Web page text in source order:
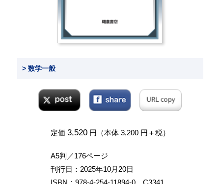
> 数学一般
定価 3,520円（本体 3,200 円＋税）
A5判／176ページ
刊行日：2025年10月20日
ISBN：978-4-254-11894-0 C3341